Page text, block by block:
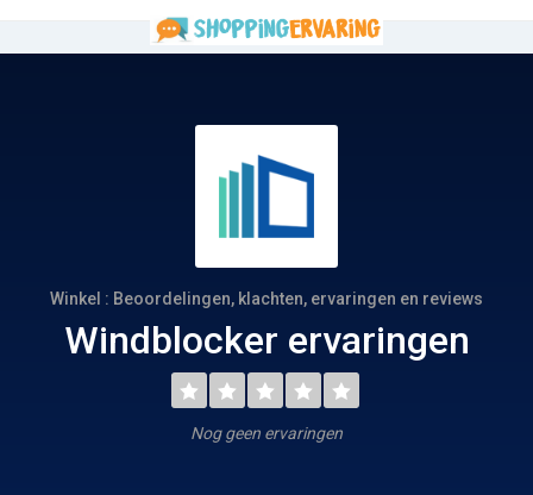
Winkel : Beoordelingen, klachten, ervaringen en reviews
Windblocker ervaringen
Nog geen ervaringen